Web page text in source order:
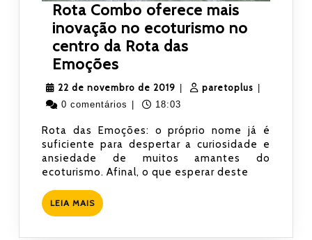
Rota Combo oferece mais
inovação no ecoturismo no
centro da Rota das
Emoções
Combo
oferece
inovação
no
ecoturismo
22 de novembro de 2019 22
de
de
paretoplus paretoplus
0 comentários
18:03
Rota das Emoções: o próprio nome já é
suficiente para despertar a curiosidade e
ansiedade de muitos amantes do
ecoturismo. Afinal, o que esperar deste
LEIA MAISLEIA
MAIS